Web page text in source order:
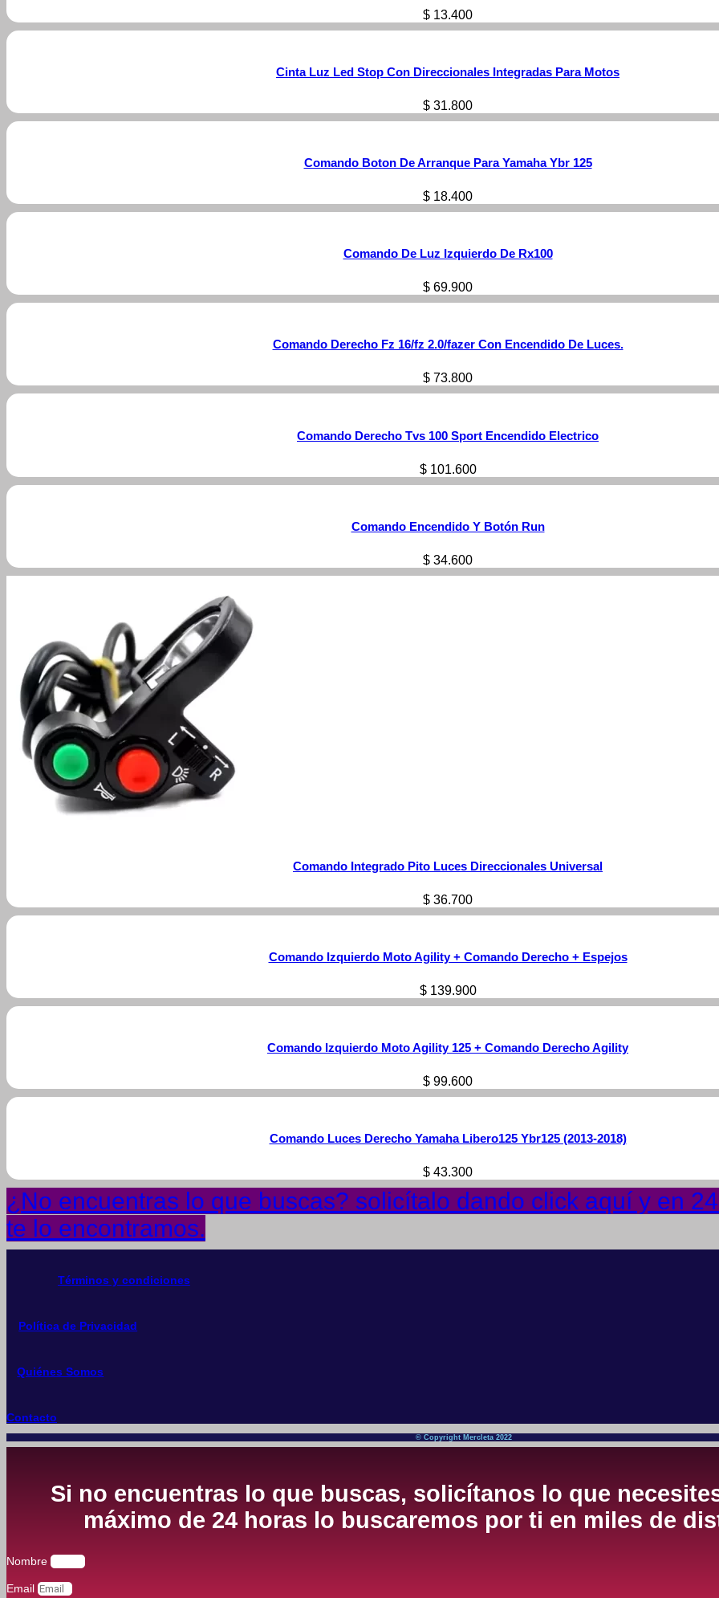
$ 13.400
Cinta Luz Led Stop Con Direccionales Integradas Para Motos
$ 31.800
Comando Boton De Arranque Para Yamaha Ybr 125
$ 18.400
Comando De Luz Izquierdo De Rx100
$ 69.900
Comando Derecho Fz 16/fz 2.0/fazer Con Encendido De Luces.
$ 73.800
Comando Derecho Tvs 100 Sport Encendido Electrico
$101.600
Comando Encendido Y Botón Run
$ 34.600
Comando Integrado Pito Luces Direccionales Universal
$ 36.700
Comando Izquierdo Moto Agility + Comando Derecho + Espejos
$139.900
Comando Izquierdo Moto Agility 125 + Comando Derecho Agility
$ 99.600
Comando Luces Derecho Yamaha Libero125 Ybr125 (2013-2018)
$ 43.300
¿No encuentras lo que buscas? solicítalo dando click aquí y en
te lo encontramos.
Términos y condiciones
Política de Privacidad
Quiénes Somos
Contacto
© Copyright Mercleta 2022
Si no encuentras lo que buscas, solicítanos lo que
máximo de 24 horas lo buscaremos por ti en miles de
Nombre
Email